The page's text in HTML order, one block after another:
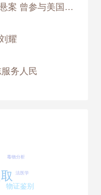
院士刘耀：初入职场力破悬案 曾参与美国著名明星的死因鉴定
耀
务人民
物证鉴别
法医学
毒物分析